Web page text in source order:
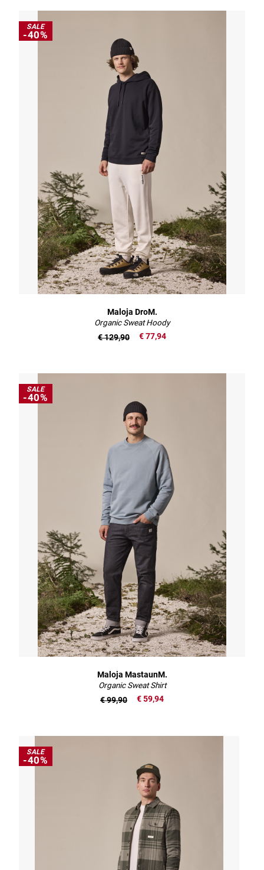
SALE
-40%
Maloja DroM.
Organic Sweat Hoody
€ 77,94
€ 129,90
SALE
-40%
Maloja MastaunM.
Organic Sweat Shirt
€ 59,94
€ 99,90
SALE
-40%